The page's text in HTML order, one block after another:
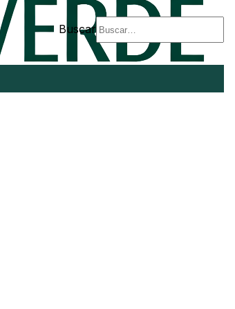
Buscar